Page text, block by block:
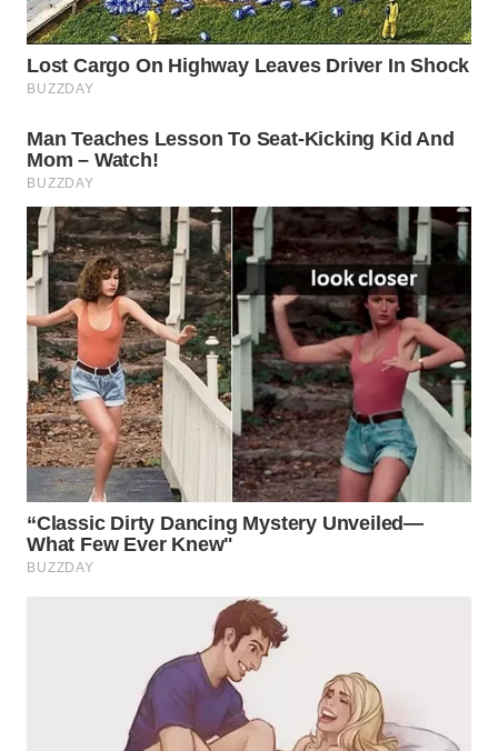
WN
KUNINGAN
MAJALENGKA
WN
SUBANG
WN
SUKABUMI
WN
PURWAKARTA
WN
PRIANGAN
TIMUR
WN
SEMARANG
BOROBUDUR